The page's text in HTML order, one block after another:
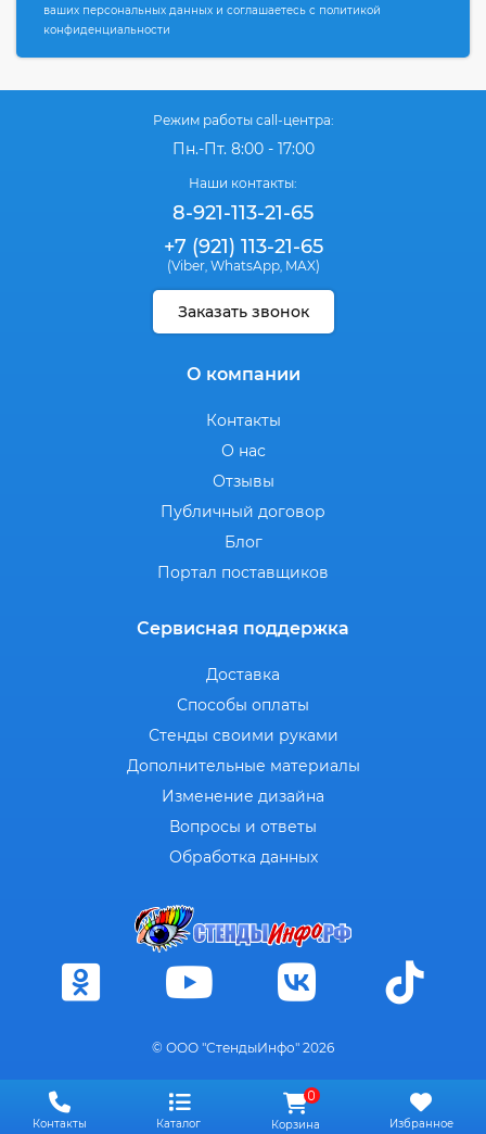
Контакты Каталог
0
Корзина Избранное
ваших персональных данных и соглашаетесь с политикой
конфиденциальности
Режим работы call-центра:
Пн.-Пт. 8:00 - 17:00
Наши контакты:
8-921-113-21-65
+7 (921) 113-21-65
(Viber, WhatsApp, MAX)
Заказать звонок
О компании
Контакты
О нас
Отзывы
Публичный договор
Блог
Портал поставщиков
Сервисная поддержка
Доставка
Способы оплаты
Стенды своими руками
Дополнительные материалы
Изменение дизайна
Вопросы и ответы
Обработка данных
© ООО "СтендыИнфо" 2026